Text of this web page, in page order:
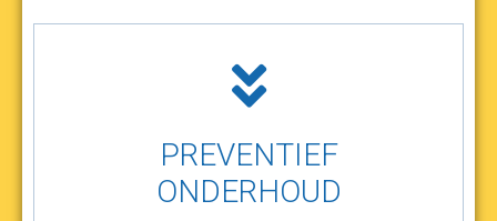
PREVENTIEF
ONDERHOUD